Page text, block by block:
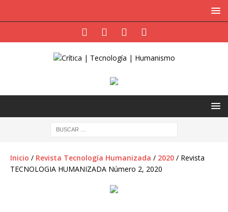
Inicio / Revista Tecnología Humanizada / 2020 / Revista
TECNOLOGIA HUMANIZADA Número 2, 2020